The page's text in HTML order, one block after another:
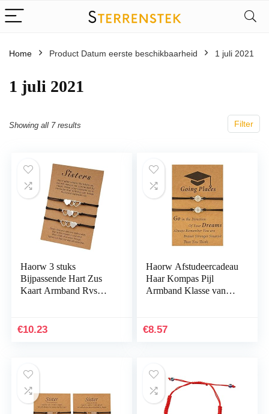
Home Product Datum eerste beschikbaarheid 1 juli 2021
1 juli 2021
Filter
Showing all 7 results
Haorw 3 stuks
Bijpassende Hart Zus
Kaart Armband Rvs
Bedelarmband friendhip
€10.23
Haorw Afstudeercadeau
Haar Kompas Pijl
Armband Klasse van
Klasgenoten en Zusters
€8.57